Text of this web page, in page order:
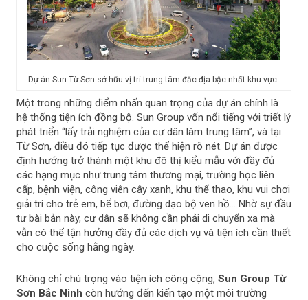
Dự án Sun Từ Sơn sở hữu vị trí trung tâm đắc địa bậc nhất khu vực.
Một trong những điểm nhấn quan trọng của dự án chính là
hệ thống tiện ích đồng bộ. Sun Group vốn nổi tiếng với triết lý
phát triển “lấy trải nghiệm của cư dân làm trung tâm”, và tại
Từ Sơn, điều đó tiếp tục được thể hiện rõ nét. Dự án được
định hướng trở thành một khu đô thị kiểu mẫu với đầy đủ
các hạng mục như trung tâm thương mại, trường học liên
cấp, bệnh viện, công viên cây xanh, khu thể thao, khu vui chơi
giải trí cho trẻ em, bể bơi, đường dạo bộ ven hồ… Nhờ sự đầu
tư bài bản này, cư dân sẽ không cần phải di chuyển xa mà
vẫn có thể tận hưởng đầy đủ các dịch vụ và tiện ích cần thiết
cho cuộc sống hằng ngày.
Không chỉ chú trọng vào tiện ích công cộng, Sun Group Từ
Sơn Bắc Ninh còn hướng đến kiến tạo một môi trường